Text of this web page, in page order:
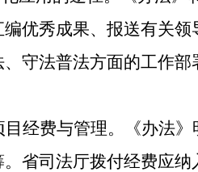
优秀成果、报送有关
守法普法方面的工作部
目经费与管理。
《办法》
省司法厅拨付经费应